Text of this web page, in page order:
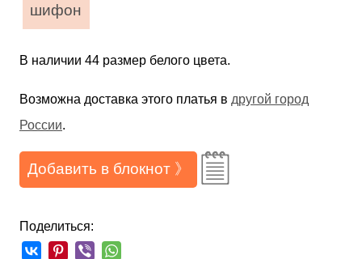
шифон
В наличии 44 размер белого цвета.
Возможна доставка этого платья в другой город
России.
Добавить в блокнот 》
Поделиться: